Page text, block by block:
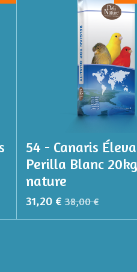
54 - Canaris
Perilla Blanc
nature
31,20 € 38,00 €